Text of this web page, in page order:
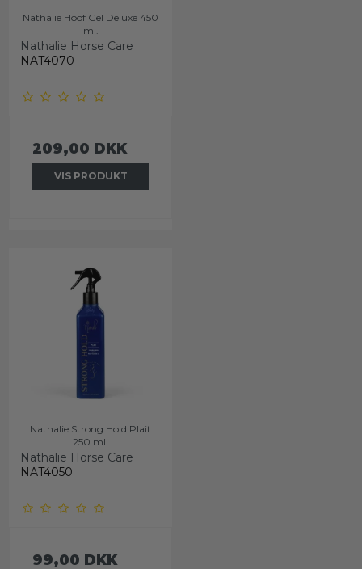
Nathalie Hoof Gel Deluxe 450
ml.
Nathalie Horse Care
NAT4070
209,00 DKK
VIS PRODUKT
Nathalie Strong Hold Plait
250 ml.
Nathalie Horse Care
NAT4050
99,00 DKK